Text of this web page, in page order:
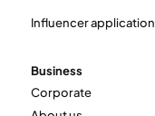
Influencer application
Business
Corporate